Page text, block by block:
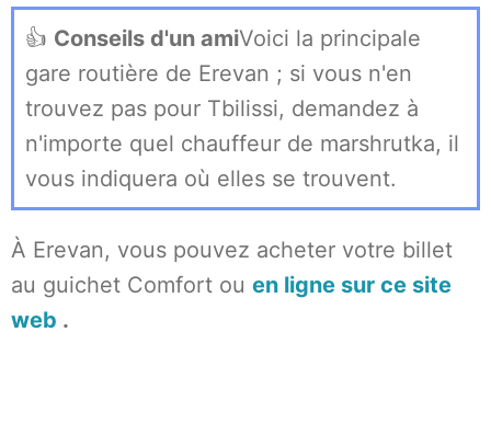
👍 Conseils d'un amiVoici la principale
gare routière de Erevan ; si vous n'en
trouvez pas pour Tbilissi, demandez à
n'importe quel chauffeur de marshrutka, il
vous indiquera où elles se trouvent.
À Erevan, vous pouvez acheter votre billet
au guichet Comfort ou en ligne sur ce site
web .